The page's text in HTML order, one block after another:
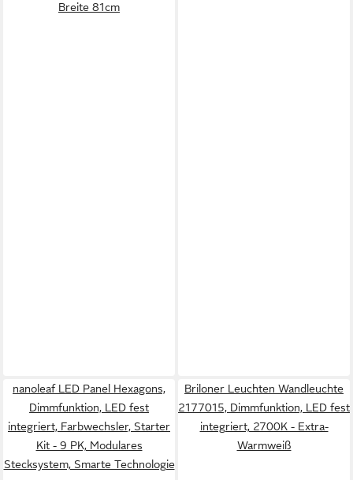
Breite 81cm
nanoleaf LED Panel Hexagons,
Dimmfunktion, LED fest
integriert, Farbwechsler, Starter
Kit - 9 PK, Modulares
Stecksystem, Smarte Technologie
Briloner Leuchten Wandleuchte
2177015, Dimmfunktion, LED fest
integriert, 2700K - Extra-
Warmweiß